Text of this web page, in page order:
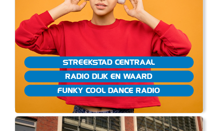
STREEKSTAD CENTRAAL
RADIO DIJK EN WAARD
FUNKY COOL DANCE RADIO